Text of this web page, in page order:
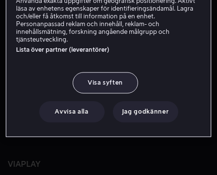
VIAPLAY
läsa av enhetens egenskaper för identifieringsändamål. Lagra
och/eller få åtkomst till information på en enhet.
Personanpassad reklam och innehåll, reklam- och
innehållsmätning, forskning angående målgrupp och
tjänsteutveckling.
Lista över partner (leverantörer)
Visa syften
Avvisa alla Jag godkänner